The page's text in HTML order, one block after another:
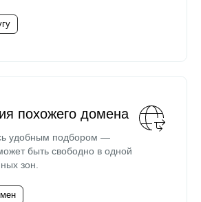
похожего домена
удобным подбором —
быть свободно в одной
зон.